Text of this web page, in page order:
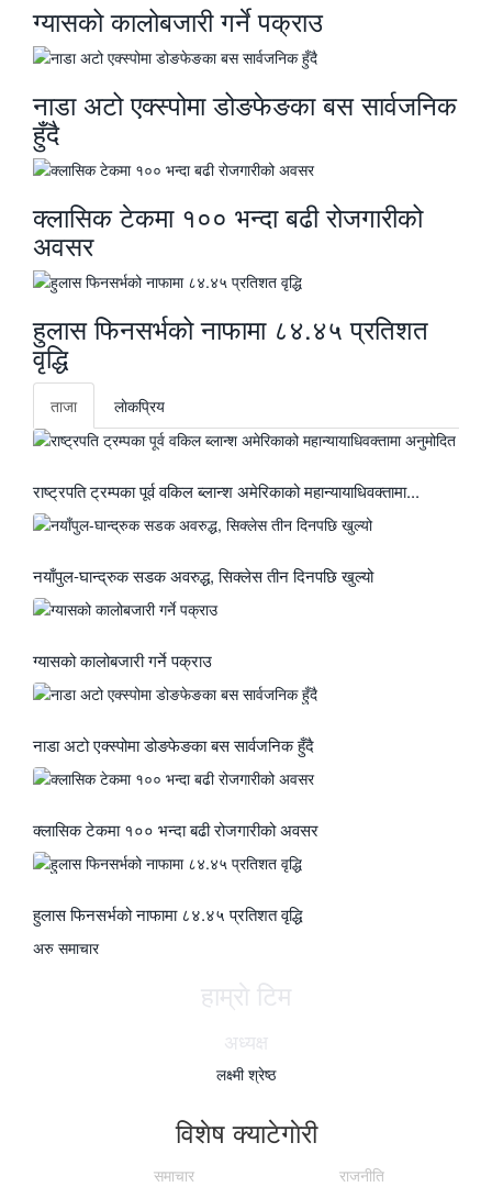
ग्यासको कालोबजारी गर्ने पक्राउ
नाडा अटो एक्स्पोमा डोङफेङका बस सार्वजनिक
हुँदै
क्लासिक टेकमा १०० भन्दा बढी रोजगारीको
अवसर
हुलास फिनसर्भको नाफामा ८४.४५ प्रतिशत
वृद्धि
ताजा लाेकप्रिय
राष्ट्रपति ट्रम्पका पूर्व वकिल ब्लान्श अमेरिकाको महान्यायाधिवक्तामा...
नयाँपुल-घान्द्रुक सडक अवरुद्ध, सिक्लेस तीन दिनपछि खुल्यो
ग्यासको कालोबजारी गर्ने पक्राउ
नाडा अटो एक्स्पोमा डोङफेङका बस सार्वजनिक हुँदै
क्लासिक टेकमा १०० भन्दा बढी रोजगारीको अवसर
हुलास फिनसर्भको नाफामा ८४.४५ प्रतिशत वृद्धि
अरु समाचार
हाम्राे टिम
अध्यक्ष
लक्ष्मी श्रेष्ठ
विशेष क्याटेगाेरी
समाचार
राजनीति